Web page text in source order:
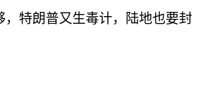
，特朗普又生毒计，陆地也要封